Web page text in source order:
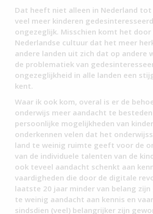
Dat heeft niet alleen in Nederland
veel meer kinderen
ongezeglijk. Misschien komt het door
Nederlandse cultuur dat het meer
andere landen uit zich dat op andere
de problematiek van
ongezeglijkheid in alle landen een
kent.
Waar ik ook kom, overal is er de
onderwijs meer aandacht te
persoonlijke mogelijkheden van
onderkennen velen dat het
land te weinig ruimte geeft voor de
van de individuele talenten van de
ook teveel aandacht schenkt aan
vaardigheden die door de digitale
laatste 20 jaar minder van belang zijn
te weinig aandacht aan kennis en
sindsdien (veel) belangrijker zijn